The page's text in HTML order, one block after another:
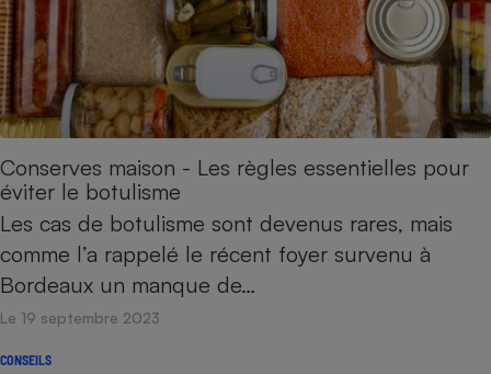
Conserves maison - Les règles essentielles pour
éviter le botulisme
Les cas de botulisme sont devenus rares, mais
comme l’a rappelé le récent foyer survenu à
Bordeaux un manque de…
Le 19 septembre 2023
CONSEILS